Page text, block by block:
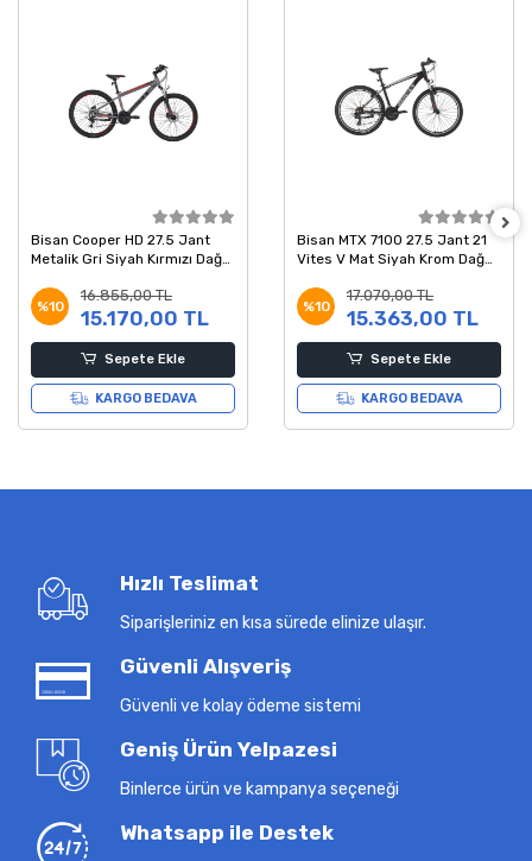
Bisan Cooper HD 27.5 Jant
Metalik Gri Siyah Kırmızı Dağ
%10
16.855,00 TL
15.170,00 TL
Sepete Ekle
KARGO BEDAVA
Bisan MTX 7100 27.5 Jant 21
Vites V Mat Siyah Krom Dağ
%10
17.070,00 TL
15.363,00 TL
Sepete Ekle
KARGO BEDAVA
Hızlı Teslimat
Siparişleriniz en kısa sürede elinize ulaşır.
Güvenli Alışveriş
Güvenli ve kolay ödeme sistemi
Geniş Ürün Yelpazesi
Binlerce ürün ve kampanya seçeneği
Whatsapp ile Destek